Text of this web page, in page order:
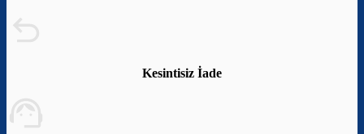
Kesintisiz İade